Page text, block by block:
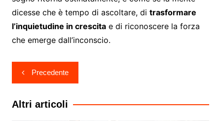
dicesse che è tempo di ascoltare, di trasformare
l’inquietudine in crescitae di riconoscere la forza
che emerge dall’inconscio.
Navigazione
articoli
Precedente
Altri articoli